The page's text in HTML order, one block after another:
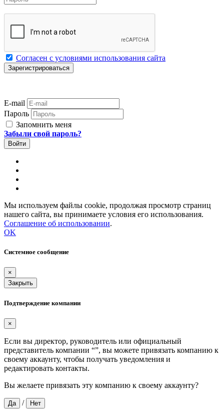
Согласен с условиями использования сайта
E-mail
Пароль
Запомнить меня
Забыли свой пароль?
Мы используем файлы cookie, продолжая просмотр страниц
нашего сайта, вы принимаете условия его использования.
Соглашение об использовании.
OK
Системное сообщение
×
Закрыть
Подтверждение компании
×
Если вы директор, руководитель или официальный
представитель компании “”, вы можете привязать компанию к
своему аккаунту, чтобы получать уведомления и
редактировать контакты.
Вы желаете привязать эту компанию к своему аккаунту?
Да / Нет